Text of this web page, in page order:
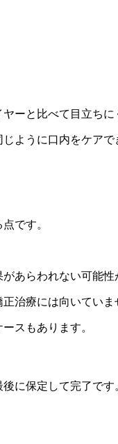
ーと比べて目立ちに
ように口内をケアで
です。
あらわれない可能性
治療には向いていま
スもあります。
に保定して完了です